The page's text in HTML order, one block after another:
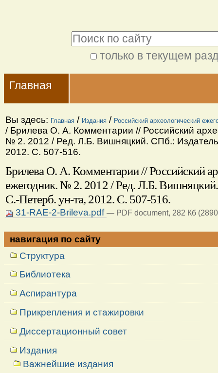
содержимому.
Перейти
навигации
только в текущем
поиск
Navigation
Главная
Вы здесь: Главная / Издания / Российский археологический
/ Брилева О. А. Комментарии // Российский
№ 2. 2012 / Ред. Л.Б. Вишняцкий. СПб.:
2012. С. 507-516.
Брилева О. А. Комментарии // Российский
ежегодник. № 2. 2012 / Ред. Л.Б.
С.-Петерб. ун-та, 2012. С. 507-516.
31-RAE-2-Brileva.pdf — PDF document, 282 Кб
навигация по сайту
Структура
Библиотека
Аспирантура
Прикрепления и стажировки
Диссертационный совет
Издания
Важнейшие издания